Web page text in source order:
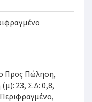
Προς Πώληση,
23, Σ.Δ: 0,8,